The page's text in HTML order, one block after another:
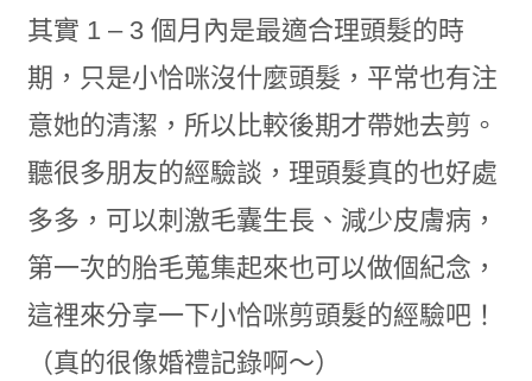
其實 1 – 3 個月內是最適合理頭髮的時
期，只是小恰咪沒什麼頭髮，平常也有注
意她的清潔，所以比較後期才帶她去剪。
聽很多朋友的經驗談，理頭髮真的也好處
多多，可以刺激毛囊生長、減少皮膚病，
第一次的胎毛蒐集起來也可以做個紀念，
這裡來分享一下小恰咪剪頭髮的經驗吧！
（真的很像婚禮記錄啊～）